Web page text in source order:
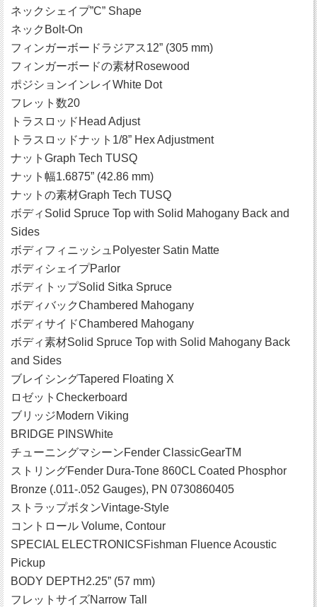
ネックシェイプ”C” Shape
ネックBolt-On
フィンガーボードラジアス12” (305 mm)
フィンガーボードの素材Rosewood
ポジションインレイWhite Dot
フレット数20
トラスロッドHead Adjust
トラスロッドナット1/8” Hex Adjustment
ナットGraph Tech TUSQ
ナット幅1.6875” (42.86 mm)
ナットの素材Graph Tech TUSQ
ボディSolid Spruce Top with Solid Mahogany Back and
Sides
ボディフィニッシュPolyester Satin Matte
ボディシェイプParlor
ボディトップSolid Sitka Spruce
ボディバックChambered Mahogany
ボディサイドChambered Mahogany
ボディ素材Solid Spruce Top with Solid Mahogany Back
and Sides
ブレイシングTapered Floating X
ロゼットCheckerboard
ブリッジModern Viking
BRIDGE PINSWhite
チューニングマシーンFender ClassicGearTM
ストリングFender Dura-Tone 860CL Coated Phosphor
Bronze (.011-.052 Gauges), PN 0730860405
ストラップボタンVintage-Style
コントロール Volume, Contour
SPECIAL ELECTRONICSFishman Fluence Acoustic
Pickup
BODY DEPTH2.25” (57 mm)
フレットサイズNarrow Tall